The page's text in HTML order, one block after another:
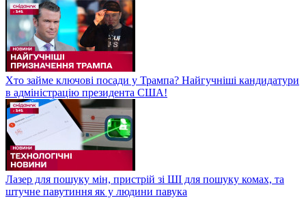
Хто займе ключові посади у Трампа? Найгучніші кандидатури
в адміністрацію президента США!
Лазер для пошуку мін, пристрій зі ШІ для пошуку комах, та
штучне павутиння як у людини павука